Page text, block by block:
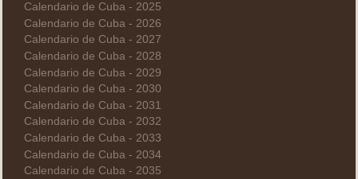
Calendario de Cuba - 2025
Calendario de Cuba - 2026
Calendario de Cuba - 2027
Calendario de Cuba - 2028
Calendario de Cuba - 2029
Calendario de Cuba - 2030
Calendario de Cuba - 2031
Calendario de Cuba - 2032
Calendario de Cuba - 2033
Calendario de Cuba - 2034
Calendario de Cuba - 2035